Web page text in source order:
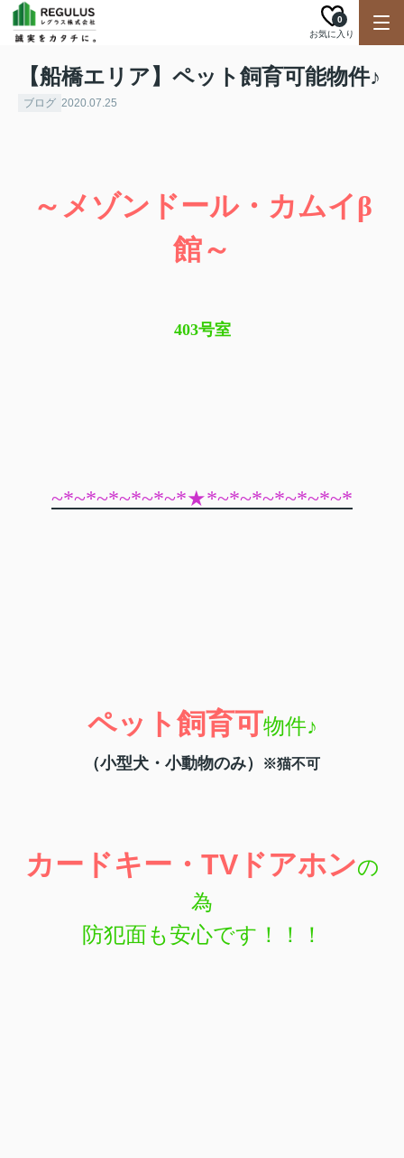
お気に入り
0
【船橋エリア】ペット飼育可能物件♪
ブログ 2020.07.25
～メゾンドール・カムイβ
館～
403号室
~*~*~*~*~*~*★*~*~*~*~*~*~*
ペット飼育可物件♪
（小型犬・小動物のみ） ※猫不可
カードキー・TVドアホンの
為
防犯面も安心です！！！